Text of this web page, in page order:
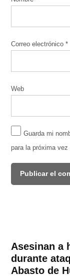
Correo electrónico*
Web
Guarda mi
para la próxima vez
Asesinan a
durante
Abasto de